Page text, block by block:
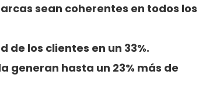
sean coherentes en todos los
los clientes en un 33%.
generan hasta un 23% más de